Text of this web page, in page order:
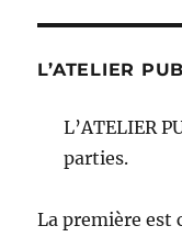
L’ATELIER
L’ATELIER
parties.
La première est